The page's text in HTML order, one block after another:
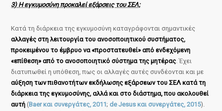
3) Η εγκυμοσύνη προκαλεί εξάρσεις του ΣΕΛ;
Κατά τη διάρκεια της εγκυμοσύνη καταγράφονται σημαντικές
αλλαγές στη λειτουργία του ανοσοποιητικού συστήματος,
προκειμένου το έμβρυο να «προστατευθεί» από ενδεχόμενη
«επίθεση» από το ανοσοποιητικό σύστημα της μητέρας. Έχει
διατυπωθεί η υπόθεση, πως οι αλλαγές αυτές συνδέονται και με
αύξηση των πιθανοτήτων εκδήλωσης εξάρσεων του ΣΕΛ κατά τη
διάρκεια της εγκυμοσύνης, αλλά και στο διάστημα, που ακολουθεί
αυτή (Baer και συνεργάτες, 2011; de Jesus και συνεργάτες, 2015).